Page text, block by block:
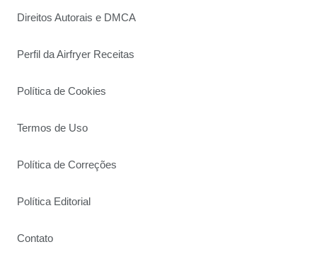
Direitos Autorais e DMCA
Perfil da Airfryer Receitas
Política de Cookies
Termos de Uso
Política de Correções
Política Editorial
Contato